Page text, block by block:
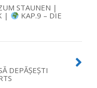
STAUNEN |
|
KAP.9 – DIE
DEPĂȘEȘTI